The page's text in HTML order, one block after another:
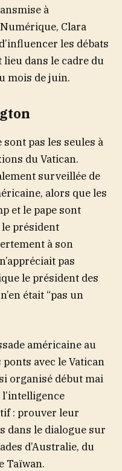
à
Clara
les débats
dans le cadre du
mois de juin.
pas les seules à
du Vatican.
surveillée de
alors que les
et le pape sont
le président
à son
pas
le président des
était “pas un
américaine au
ponts avec le Vatican
organisé début mai
: prouver leur
dans le dialogue sur
d’Australie, du
Taïwan.